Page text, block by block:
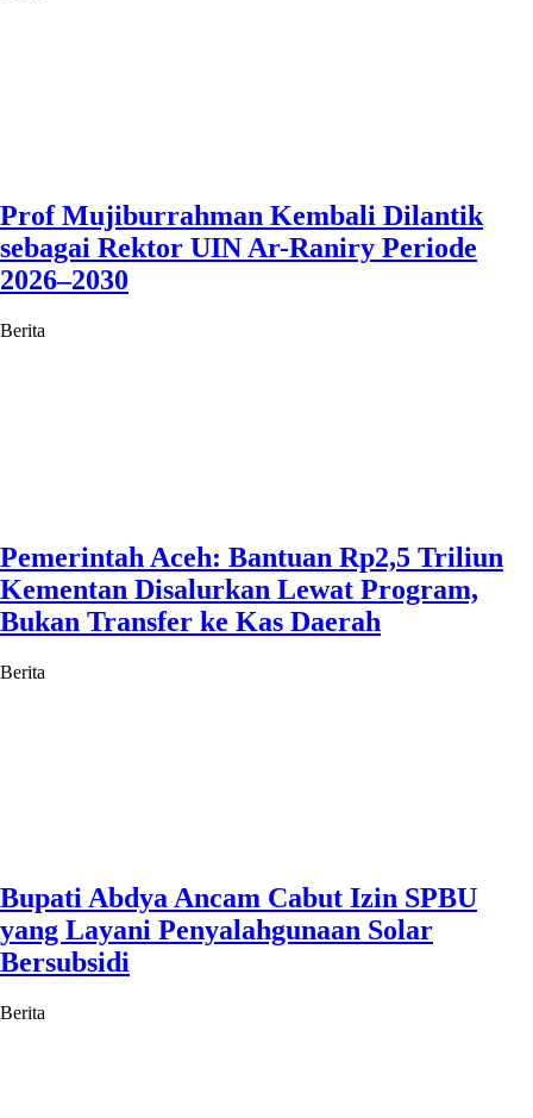
Prof Mujiburrahman Kembali Dilantik
sebagai Rektor UIN Ar-Raniry Periode
2026–2030
Berita
Pemerintah Aceh: Bantuan Rp2,5 Triliun
Kementan Disalurkan Lewat Program,
Bukan Transfer ke Kas Daerah
Berita
Bupati Abdya Ancam Cabut Izin SPBU
yang Layani Penyalahgunaan Solar
Bersubsidi
Berita